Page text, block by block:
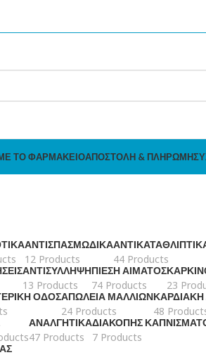
ΤΟ ΦΑΡΜΑΚΕΊΟΑΠΟΣΤΟΛΉ & ΠΛΗΡΩΜΉ
ΑΝΤΙΣΠΑΣΜΩΔΙΚΆ
12 Products 44 Products
ΑΝΤΙΣΎΛΛΗΨΗ
13 Products
ΠΊΕΣΗ ΑΊΜΑΤΟΣ
74 Products 23
ΟΔΌΣΑΠΏΛΕΙΑ ΜΑΛΛΙΏΝ
24 Products
ΚΑΡΔΙΑΚΉ
48
ΑΝΑΛΓΗΤΙΚΆ
47 Products
ΔΙΑΚΟΠΉΣ
7 Products